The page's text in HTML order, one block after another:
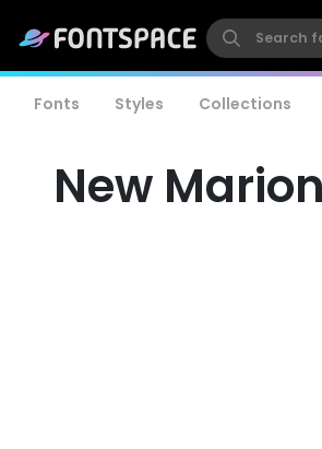
Fonts Styles Collections
New